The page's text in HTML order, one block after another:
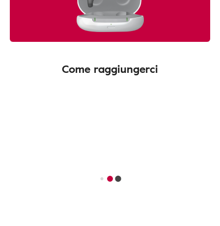
Come raggiungerci